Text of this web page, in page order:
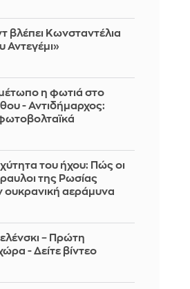
βλέπει Κωνσταντέλια
Αντεγέμι»
η φωτιά στο
- Αντιδήμαρχος:
του ήχου: Πώς οι
της Ρωσίας
ουκρανική αεράμυνα
– Πρώτη
- Δείτε βίντεο